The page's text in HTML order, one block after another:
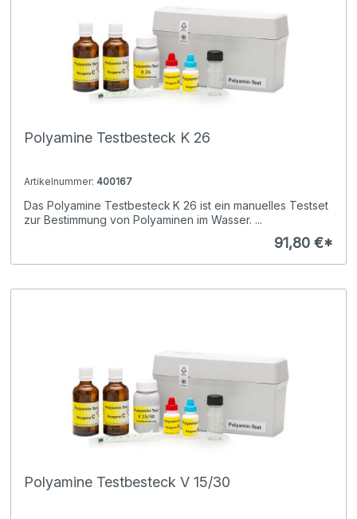
Polyamine Testbesteck K 26
Artikelnummer: 400167
Das Polyamine Testbesteck K 26 ist ein manuelles Testset
zur Bestimmung von Polyaminen im Wasser. ...
91,80 €*
Polyamine Testbesteck V 15/30